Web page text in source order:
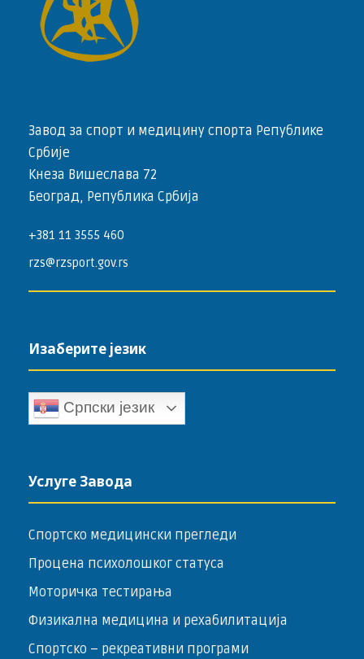
Завод за спорт и медицину спорта Републике
Србије
Кнеза Вишеслава 72
Београд, Република Србија
+381 11 3555 460
rzs@rzsport.gov.rs
Изаберите језик
Српски језик
Услуге Завода
Спортско медицински прегледи
Процена психолошког статуса
Моторичка тестирања
Физикална медицина и рехабилитација
Спортско – ­рекреативни програми